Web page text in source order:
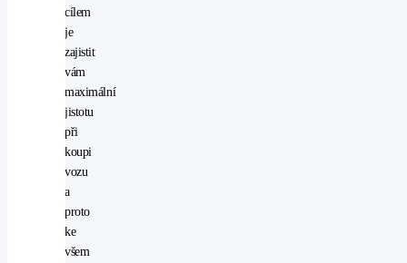
cílem
je
zajistit
vám
maximální
jistotu
při
koupi
vozu
a
proto
ke
všem